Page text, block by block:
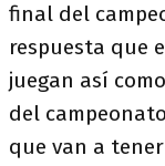
final del
respuesta que
juegan así
del
que van a